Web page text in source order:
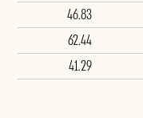
46.83
62.44
41.29